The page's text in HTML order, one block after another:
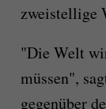
zweistellige
"Die Welt
müssen",
gegenüber